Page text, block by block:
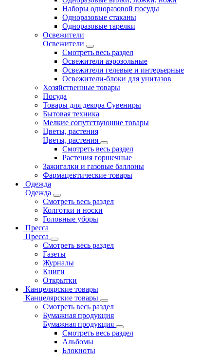
Наборы одноразовой посуды
Одноразовые стаканы
Одноразовые тарелки
Освежители
Освежители
Смотреть весь раздел
Освежители аэрозольные
Освежители гелевые и интерьерные
Освежители-блоки для унитазов
Хозяйственные товары
Посуда
Товары для декора Сувениры
Бытовая техника
Мелкие сопутствующие товары
Цветы, растения
Цветы, растения
Смотреть весь раздел
Растения горшечные
Зажигалки и газовые баллоны
Фармацевтические товары
Одежда
Одежда
Смотреть весь раздел
Колготки и носки
Головные уборы
Пресса
Пресса
Смотреть весь раздел
Газеты
Журналы
Книги
Открытки
Канцелярские товары
Канцелярские товары
Смотреть весь раздел
Бумажная продукция
Бумажная продукция
Смотреть весь раздел
Альбомы
Блокноты